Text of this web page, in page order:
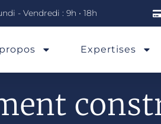
- Vendredi : 9h • 18h
Expertises